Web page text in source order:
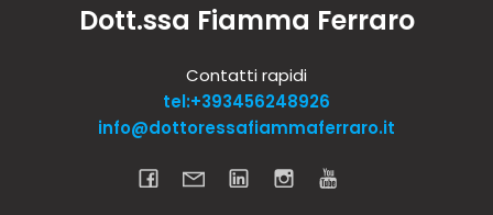
Dott.ssa Fiamma Ferraro
Contatti rapidi
tel:+393456248926
info@dottoressafiammaferraro.it